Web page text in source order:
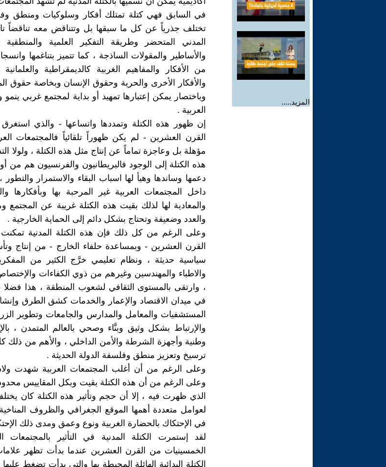
المزيد.....
في السابق فهي كتلة تمتلك أفكار وسلوكيات ومنطق
تختلف جذرياً عن كل ما سبقها بل وتتناقض معه تناقضاً
المدني المتحضر وطريقة التفكير العلمية
والأساطير والمقولات الساذجة ، كما تتميز بتناغمها
من الأفكار والمفاهيم الغربية كالديمقراطية
والأفكار الأخرى والحرية وحقوق الإنسان وبخاصة حقوق
وباختصار يمكن إعتبارها تمهيد أو بداية لمجتمع غربي
العربية .
إن ظهور هذه الكتلة وتمددها واتساعها - والذي
القرن العشرين - لم يكن ظهوراً تلقائياً فالمجتمعات
مؤهلة بل وعاجزة تماماً عن إنتاج مثل هذه الكتلة ، ولولا
هذه الكتلة إلى الوجود فالبريطانيون والفرنسيون هم
دعمها وساندها وهيأ لها اسباب البقاء والاستمرار
داخل المجتمعات العربية غير المرحبة بها وبأفكارها
والمعادية لها لذلك بقيت هذه الكتلة غريبة عن
والعدد وضعيفة وتحتاج بشكل دائم إلى الحماية الخارجية .
وعلى الرغم من كل ذلك فإن هذه الكتلة المدنية
القرن العشرين - وبمساعدة حلفاء الخارج - من إنتاج
سياسية حديثة ، ونظام تعليمي خرَّج الكثير من
والاطباء والمهندسين وغيرهم من ذوي الكفاءات
، وارتقى بالمستوى الثقافي لشعوب المنطقة ، هذا فضلا
في ميدان الاقتصاد والإعمار والخدمات كشق الطرق
المستشفيات والمعامل والمدارس والجامعات وتطوير
والإرتباط بشكل وثيق وبنَّاء وصحي بالعالم المتمدن ،
وطنية وأجهزة الشرطة والأمن الداخلي ، والأهم من ذلك
ترسيخ وتعزيز منطق وفلسفة الدولة الحديثة .
وعلى الرغم من أن أغلب المجتمعات العربية شهدت ولادة
وعلى الرغم من أن هذه الكتلة بقيت وبكل المقاييس
الذي ظهرت فيه ، إلا أن حجم وتأثير هذه الكتلة كان
لعوامل متعددة أهمها الموقع الجغرافي والظروف
في الإحتكاك بالحضارة الغربية ونوع وعمق ومدى ذلك
لقد إستمرت الكتلة المدنية في التأثير بالمجتمعات
الخمسينيات من القرن العشرين عندما بدأت تظهر
الكتلة البدائية الهائلة المحيطة بها والتي بدأت تضغط